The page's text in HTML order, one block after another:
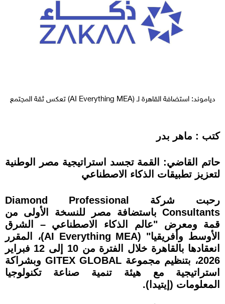
دياموند: استضافة القاهرة لـ (AI Everything MEA) تعكس ثقة المجتمع
كتب : ماهر بدر
حاتم القاضي: القمة تجسد استراتيجية مصر الوطنية
لتعزيز تطبيقات الذكاء الاصطناعي
رحبت شركة Diamond Professional
Consultants باستضافة مصر للنسخة الأولى من
قمة ومعرض "عالم الذكاء الاصطناعي – الشرق
الأوسط وأفريقيا" (AI Everything MEA)، المقرر
انعقادها بالقاهرة خلال الفترة من 10 إلى 12 فبراير
2026، بتنظيم مجموعة GITEX GLOBAL وبشراكة
استراتيجية مع هيئة تنمية صناعة تكنولوجيا
المعلومات (إيتيدا).